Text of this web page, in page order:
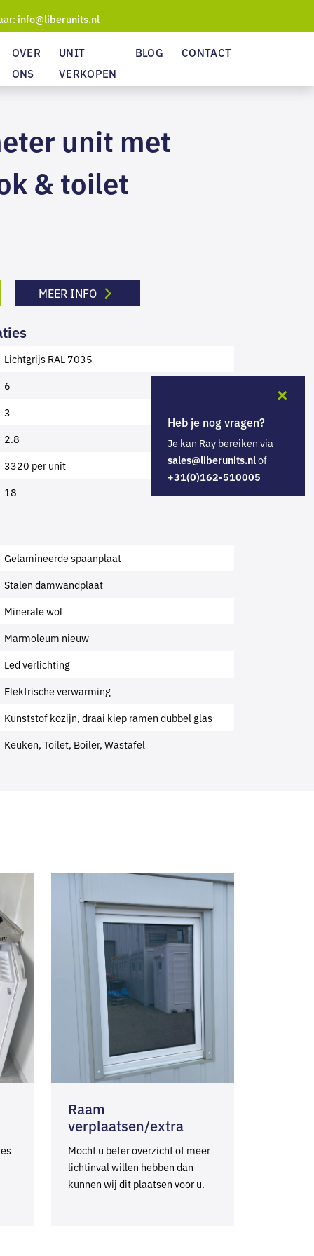
info@liberunits.nl
OVER
ONS
UNIT
VERKOPEN
BLOG CONTACT
unit met
& toilet
MEER INFO
Lichtgrijs RAL 7035
6
3
2.8
3320 per unit
18
Gelamineerde spaanplaat
Stalen damwandplaat
Minerale wol
Marmoleum nieuw
Led verlichting
Elektrische verwarming
Kunststof kozijn, draai kiep ramen dubbel glas
Keuken, Toilet, Boiler, Wastafel
Raam
verplaatsen/extra
Mocht u beter overzicht of meer
lichtinval willen hebben dan
kunnen wij dit plaatsen voor u.
✕
Heb je nog vragen?
Je kan Ray bereiken via
sales@liberunits.nlof
+31(0)162-510005